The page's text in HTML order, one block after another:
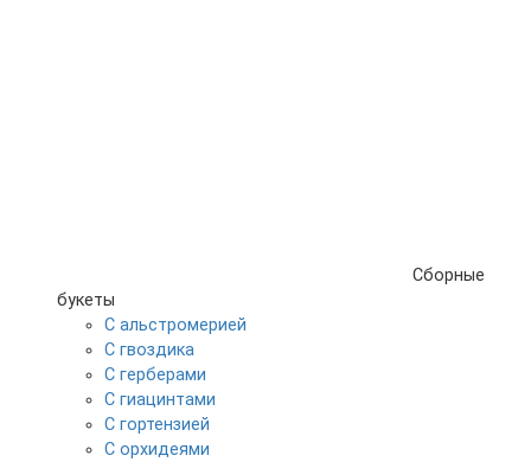
Сборные
букеты
С альстромерией
С гвоздика
С герберами
С гиацинтами
С гортензией
С орхидеями